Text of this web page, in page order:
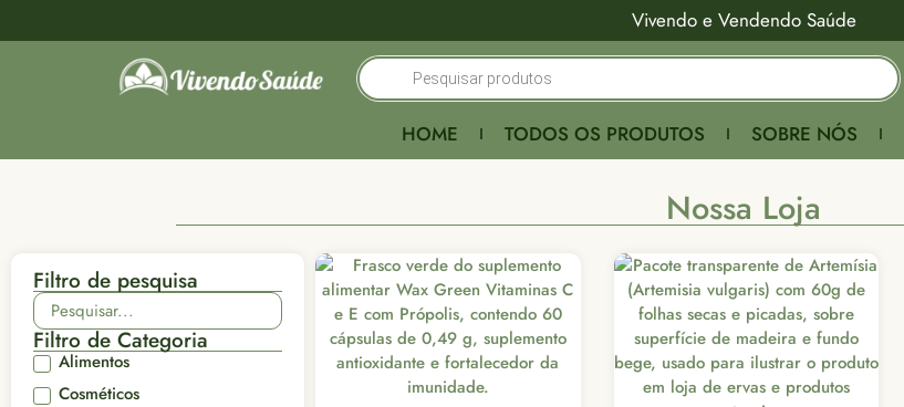
Vivendo e Vendendo Saúde
HOME TODOS OS PRODUTOS SOBRE NÓS
Nossa Loja
Filtro de pesquisa
Filtro de Categoria
Alimentos
Cosméticos